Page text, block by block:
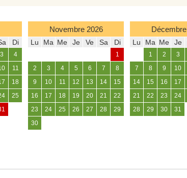
Di
3 4
11
18
25
Novembre 2026
Lu Ma Me Je Ve Sa Di
1
2 3 4 5 6 7 8
9 10 11 12 13 14 15
16 17 18 19 20 21 22
23 24 25 26 27 28 29
30
Décembre
Lu Ma Me Je
1 2 3
7 8 9 10
14 15 16 17
21 22 23 24
28 29 30 31